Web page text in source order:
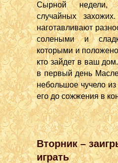
Сырной недели,
случайных
наготавливают
солеными и
которыми и положено
кто зайдет в ваш
в первый день
небольшое чучело
его до сожжения в
Вторник –
играть